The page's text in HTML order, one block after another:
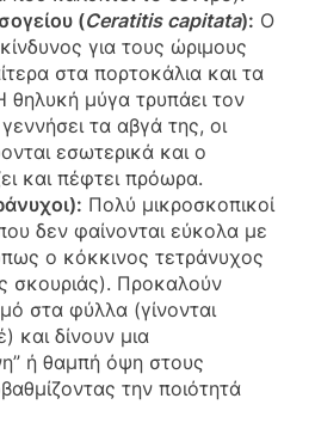
(Ceratitis capitata): Ο
για τους ώριμους
στα πορτοκάλια και τα
θηλυκή μύγα τρυπάει τον
τα αβγά της, οι
εσωτερικά και ο
και πέφτει πρόωρα.
Πολύ μικροσκοπικοί
δεν φαίνονται εύκολα με
ο κόκκινος τετράνυχος
σκουριάς). Προκαλούν
στα φύλλα (γίνονται
και δίνουν μια
ή θαμπή όψη στους
την ποιότητά